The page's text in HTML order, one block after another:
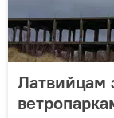
Латвийцам